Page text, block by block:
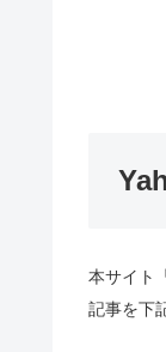
本サイト
記事を下